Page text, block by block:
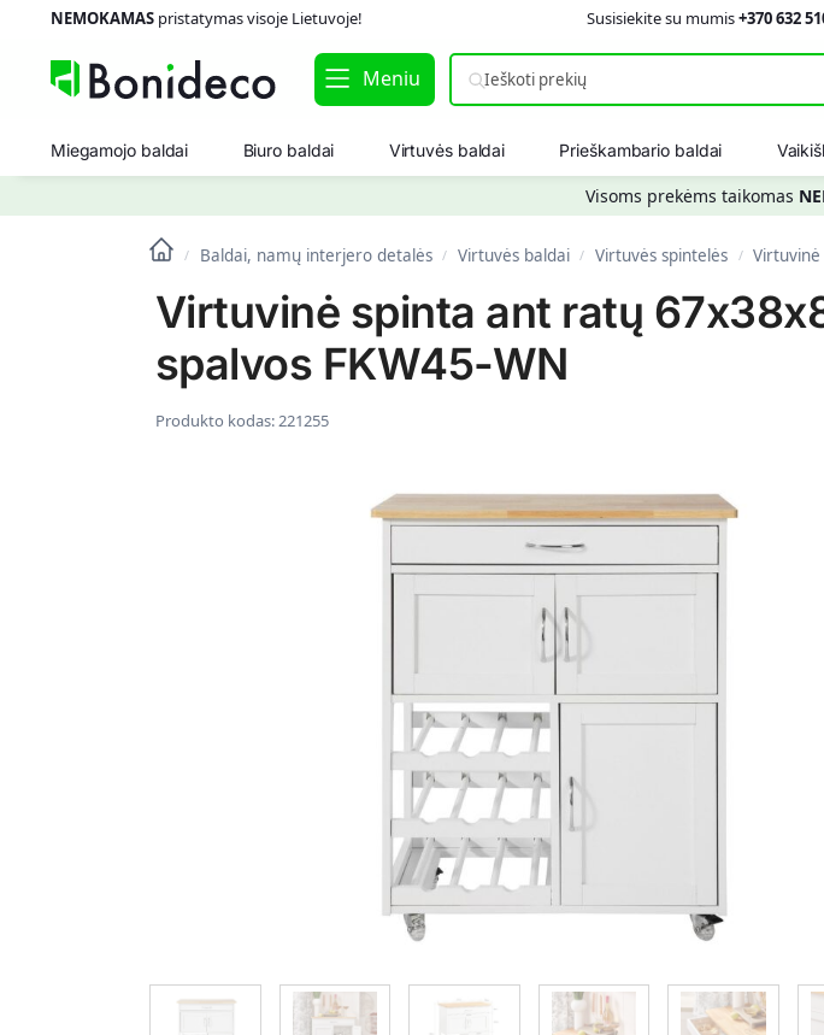
NEMOKAMASpristatymas visoje Lietuvoje! Susisiekite su mumis+370 632
Meniu
Miegamojo baldai Biuro baldai Virtuvės baldai Prieškambario baldai
Visoms prekėms taikomas
/ Baldai, namų interjero detalės / Virtuvės baldai / Virtuvės spintelės /
Virtuvinė spinta ant ratų
spalvos FKW45-WN
Produkto kodas:221255